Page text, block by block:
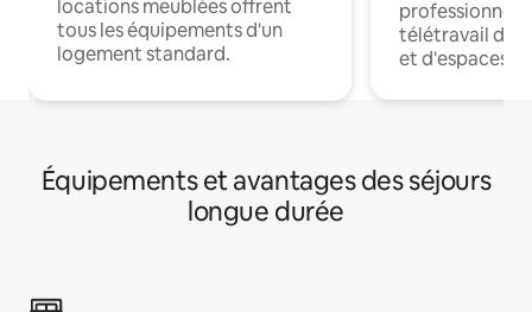
locations meublées offrent
tous les équipements d'un
logement standard.
professionnels
télétravail
et d'espaces
Équipements et avantages des séjours
longue durée